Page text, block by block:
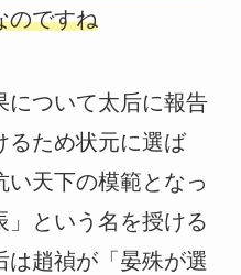
のですね
について太后に報告
るため状元に選ば
天下の模範となっ
」という名を授ける
は趙禎が「晏殊が選